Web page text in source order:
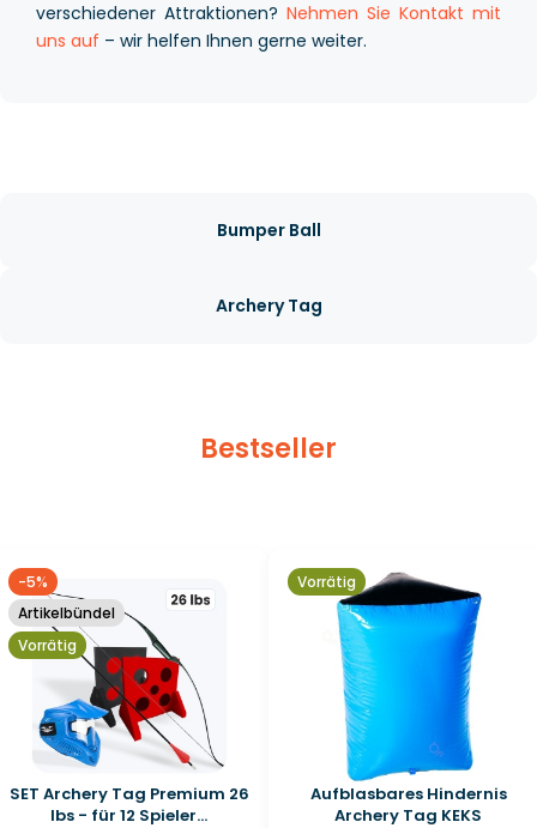
verschiedener Attraktionen? Nehmen Sie Kontakt mit
uns auf – wir helfen Ihnen gerne weiter.
Bumper Ball
Archery Tag
Bestseller
-5%
Artikelbündel
Vorrätig
SET Archery Tag Premium 26
lbs - für 12 Spieler...
Vorrätig
Aufblasbares Hindernis
Archery Tag KEKS